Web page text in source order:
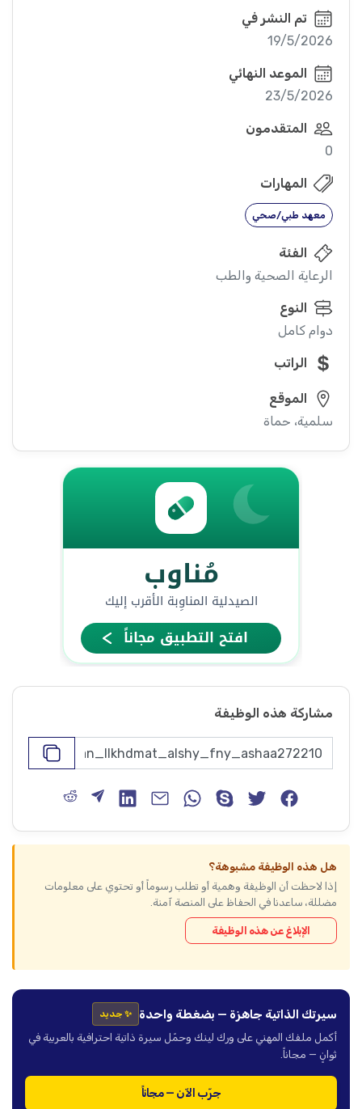
تم النشر في
19/5/2026
الموعد النهائي
23/5/2026
المتقدمون
0
المهارات
معهد طبي/صحي
الفئة
الرعاية الصحية والطب
النوع
دوام كامل
الراتب
الموقع
سلمية، حماة
مشاركة هذه الوظيفة
هل هذه الوظيفة مشبوهة؟
إذا لاحظت أن الوظيفة وهمية أو تطلب رسوماً أو تحتوي على معلومات
مضللة، ساعدنا في الحفاظ على المنصة آمنة.
الإبلاغ عن هذه الوظيفة
سيرتك الذاتية جاهزة — بضغطة واحدة ✨ جديد
أكمل ملفك المهني على ورك لينك وحمّل سيرة ذاتية احترافية بالعربية في
ثوانٍ — مجاناً.
جرّب الآن — مجاناً